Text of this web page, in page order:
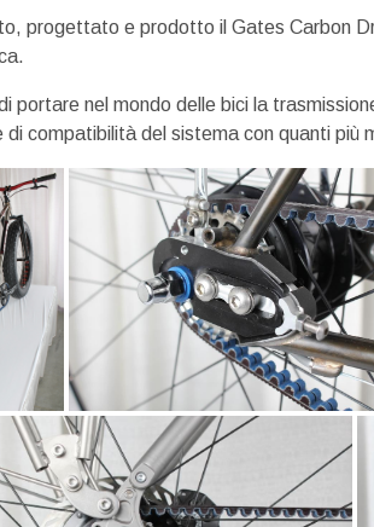
progettato e prodotto il Gates Carbon
portare nel mondo delle bici la
di compatibilità del sistema con quanti più